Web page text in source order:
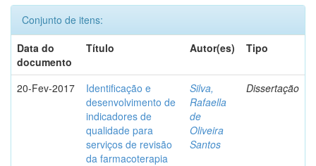
Conjunto de itens:
Data do
documento
Título Autor(es) Tipo
20-Fev-2017
Identificação e
desenvolvimento de
indicadores de
qualidade para
serviços de revisão
da farmacoterapia
Silva,
Rafaella
de
Oliveira
Santos
Dissertação